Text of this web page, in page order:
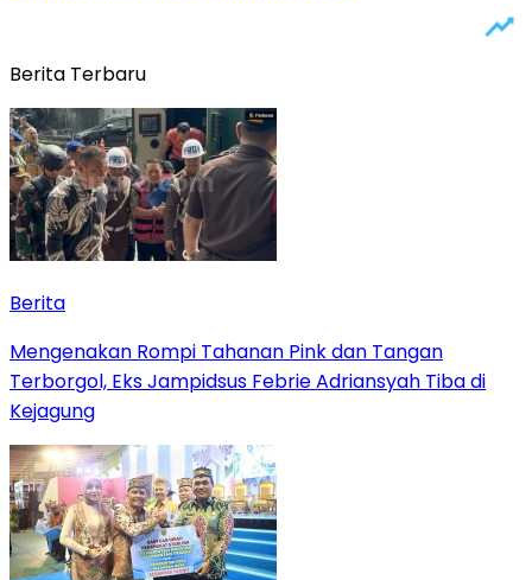
Berita Terbaru
Berita
Mengenakan Rompi Tahanan Pink dan Tangan
Terborgol, Eks Jampidsus Febrie Adriansyah Tiba di
Kejagung